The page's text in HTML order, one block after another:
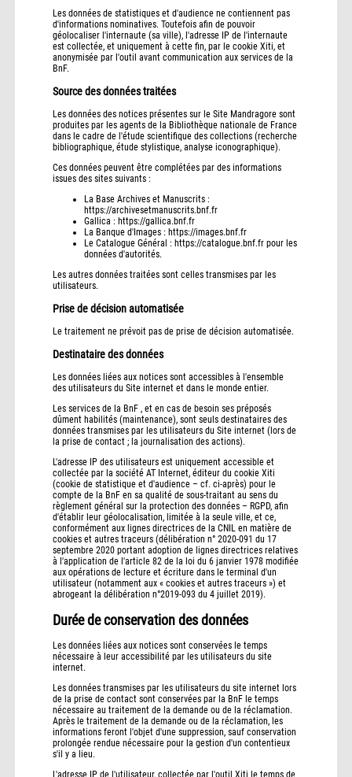
Les données de statistiques et d'audience ne contiennent pas
d'informations nominatives. Toutefois afin de pouvoir
géolocaliser l'internaute (sa ville), l'adresse IP de l'internaute
est collectée, et uniquement à cette fin, par le cookie Xiti, et
anonymisée par l'outil avant communication aux services de la
BnF.
Source des données traitées
Les données des notices présentes sur le Site Mandragore sont
produites par les agents de la Bibliothèque nationale de France
dans le cadre de l'étude scientifique des collections (recherche
bibliographique, étude stylistique, analyse iconographique).
Ces données peuvent être complétées par des informations
issues des sites suivants :
La Base Archives et Manuscrits :
https://archivesetmanuscrits.bnf.fr
Gallica : https://gallica.bnf.fr
La Banque d'Images : https://images.bnf.fr
Le Catalogue Général : https://catalogue.bnf.fr pour les
données d'autorités.
Les autres données traitées sont celles transmises par les
utilisateurs.
Prise de décision automatisée
Le traitement ne prévoit pas de prise de décision automatisée.
Destinataire des données
Les données liées aux notices sont accessibles à l'ensemble
des utilisateurs du Site internet et dans le monde entier.
Les services de la BnF , et en cas de besoin ses préposés
dûment habilités (maintenance), sont seuls destinataires des
données transmises par les utilisateurs du Site internet (lors de
la prise de contact ; la journalisation des actions).
L'adresse IP des utilisateurs est uniquement accessible et
collectée par la société AT Internet, éditeur du cookie Xiti
(cookie de statistique et d'audience – cf. ci-après) pour le
compte de la BnF en sa qualité de sous-traitant au sens du
règlement général sur la protection des données – RGPD, afin
d'établir leur géolocalisation, limitée à la seule ville, et ce,
conformément aux lignes directrices de la CNIL en matière de
cookies et autres traceurs (délibération n° 2020-091 du 17
septembre 2020 portant adoption de lignes directrices relatives
à l'application de l'article 82 de la loi du 6 janvier 1978 modifiée
aux opérations de lecture et écriture dans le terminal d'un
utilisateur (notamment aux « cookies et autres traceurs ») et
abrogeant la délibération n°2019-093 du 4 juillet 2019).
Durée de conservation des données
Les données liées aux notices sont conservées le temps
nécessaire à leur accessibilité par les utilisateurs du site
internet.
Les données transmises par les utilisateurs du site internet lors
de la prise de contact sont conservées par la BnF le temps
nécessaire au traitement de la demande ou de la réclamation.
Après le traitement de la demande ou de la réclamation, les
informations feront l'objet d'une suppression, sauf conservation
prolongée rendue nécessaire pour la gestion d'un contentieux
s'il y a lieu.
L'adresse IP de l'utilisateur, collectée par l'outil Xiti le temps de